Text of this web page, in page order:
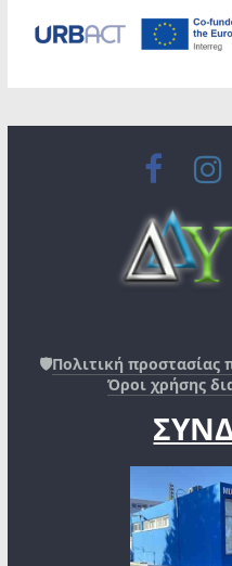
🛡️Πολιτική
Όροι χρήσης